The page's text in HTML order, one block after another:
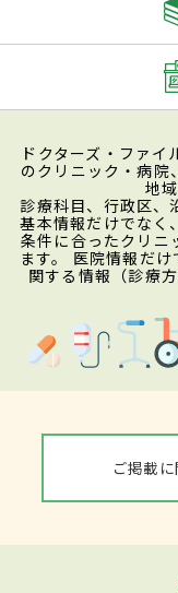
ドクターズ・ファ
のクリニック・病院
地
診療科目、行政区、
基本情報だけでなく
条件に合ったクリニ
ます。 医院情報だ
関する情報（診療
ご掲載